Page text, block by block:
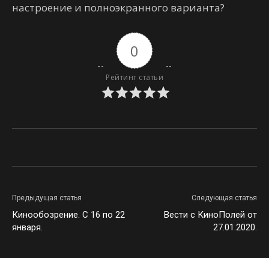
настроение и полноэкранного варианта?
0
Рейтинг статьи
Предыдущая статья
Кинообозрение. С 16 по 22
января.
Следующая статья
Вести с КиноПолей от
27.01.2020.